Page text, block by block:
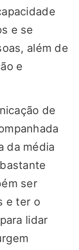
e se
além de
e
de
da média
ser
e ter o
lidar